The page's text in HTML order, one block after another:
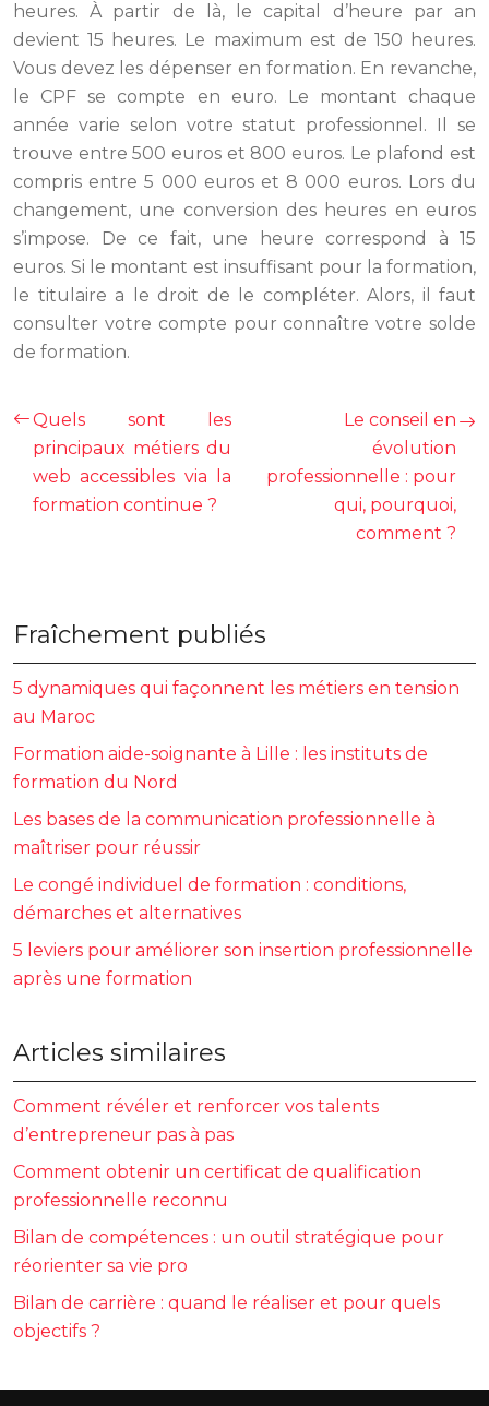
heures. À partir de là, le capital d’heure par an
devient 15 heures. Le maximum est de 150 heures.
Vous devez les dépenser en formation. En revanche,
le CPF se compte en euro. Le montant chaque
année varie selon votre statut professionnel. Il se
trouve entre 500 euros et 800 euros. Le plafond est
compris entre 5 000 euros et 8 000 euros. Lors du
changement, une conversion des heures en euros
s’impose. De ce fait, une heure correspond à 15
euros. Si le montant est insuffisant pour la formation,
le titulaire a le droit de le compléter. Alors, il faut
consulter votre compte pour connaître votre solde
de formation.
Quels sont les
principaux métiers du
web accessibles via la
formation continue ?
Le conseil en
évolution
professionnelle : pour
qui, pourquoi,
comment ?
Fraîchement publiés
5 dynamiques qui façonnent les métiers en tension
au Maroc
Formation aide-soignante à Lille : les instituts de
formation du Nord
Les bases de la communication professionnelle à
maîtriser pour réussir
Le congé individuel de formation : conditions,
démarches et alternatives
5 leviers pour améliorer son insertion professionnelle
après une formation
Articles similaires
Comment révéler et renforcer vos talents
d’entrepreneur pas à pas
Comment obtenir un certificat de qualification
professionnelle reconnu
Bilan de compétences : un outil stratégique pour
réorienter sa vie pro
Bilan de carrière : quand le réaliser et pour quels
objectifs ?